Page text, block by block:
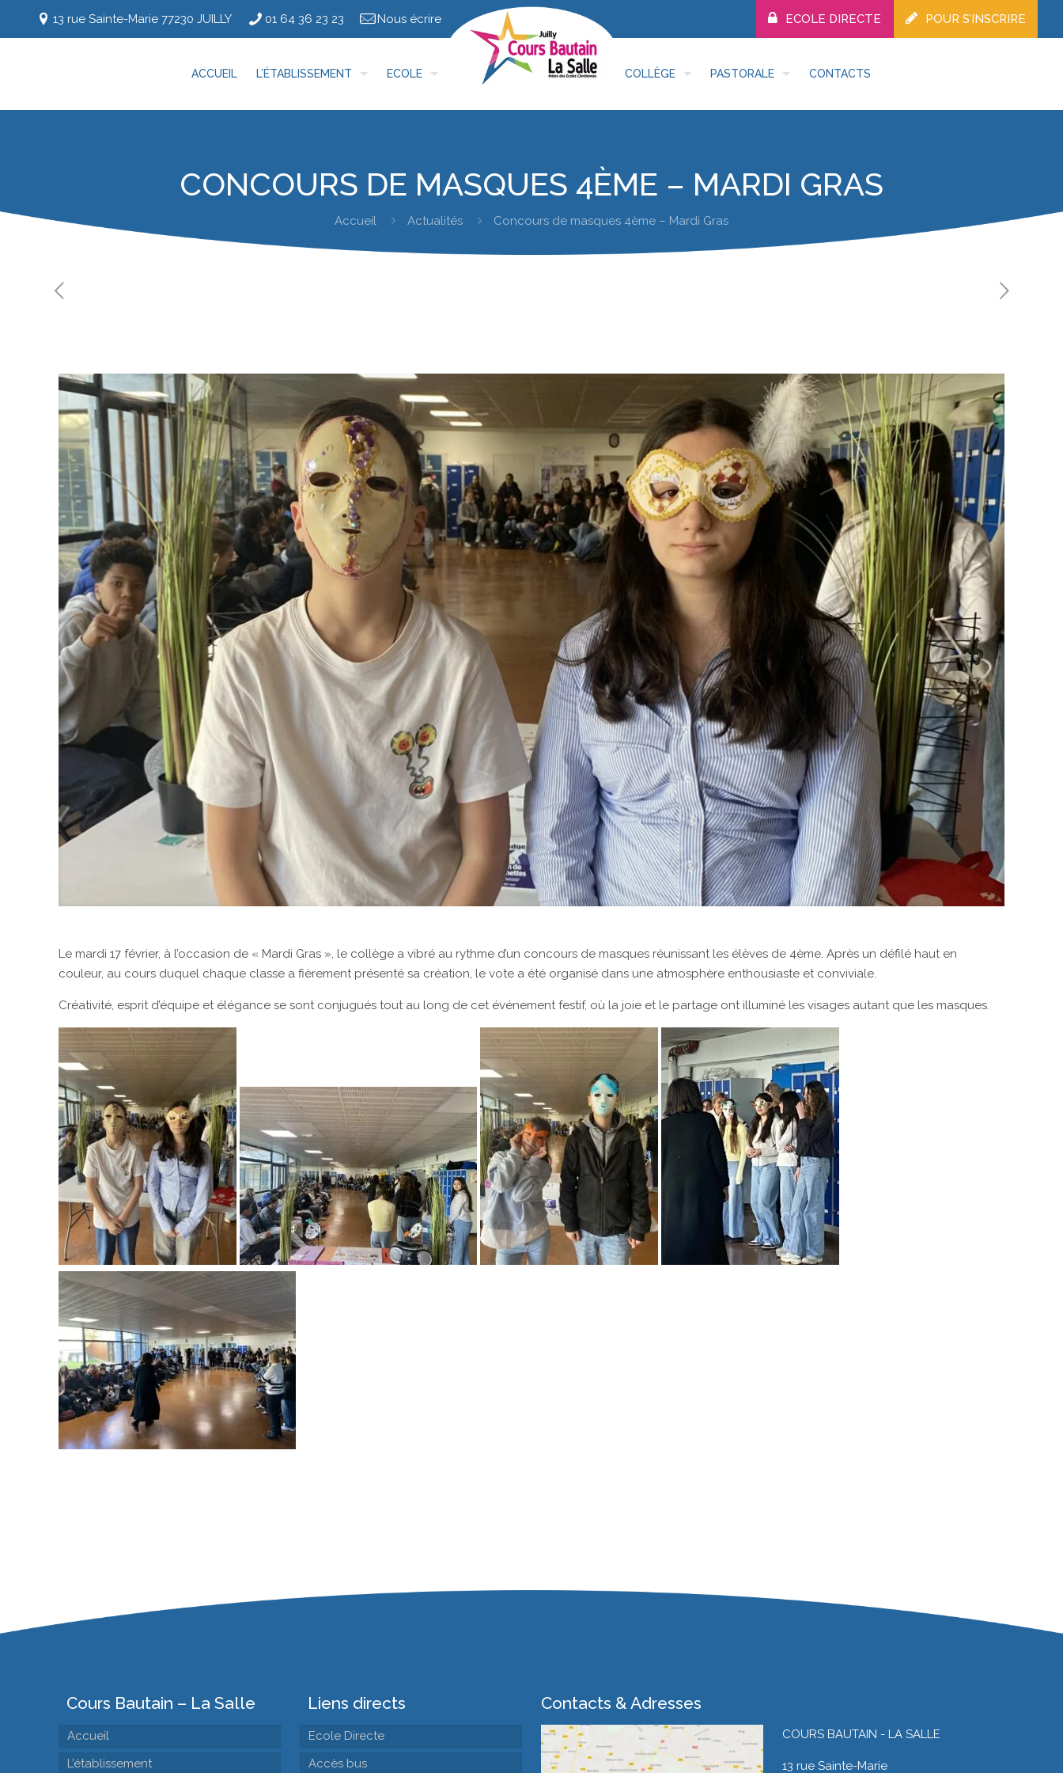
13 rue Sainte-Marie 77230 JUILLY 01 64 36 23 23 Nous écrire ECOLE DIRECTE POUR S’INSCRIRE
ACCUEIL L’ÉTABLISSEMENT ECOLE COLLÈGE PASTORALE CONTACTS
CONCOURS DE MASQUES 4ÈME – MARDI GRAS
Accueil Actualités Concours de masques 4ème – Mardi Gras
Le mardi 17 février, à l’occasion de « Mardi Gras », le collège a vibré au rythme d’un concours de masques réunissant les élèves de 4ème. Après un défilé haut en
couleur, au cours duquel chaque classe a fièrement présenté sa création, le vote a été organisé dans une atmosphère enthousiaste et conviviale.
Créativité, esprit d’équipe et élégance se sont conjugués tout au long de cet événement festif, où la joie et le partage ont illuminé les visages autant que les masques.
Cours Bautain – La Salle
Accueil
L’établissement
Liens directs
Ecole Directe
Accès bus
Contacts & Adresses
COURS BAUTAIN - LA SALLE
13 rue Sainte-Marie